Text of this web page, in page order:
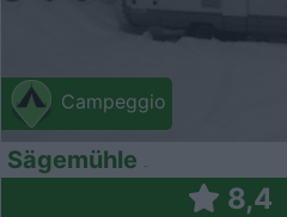
Campeggio
Sägemühle
8,4